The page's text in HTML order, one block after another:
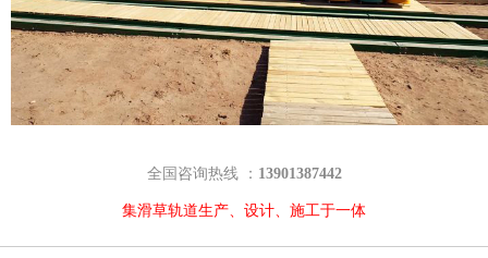
全国咨询热线 ： 13901387442
集滑草轨道生产、设计、施工于一体